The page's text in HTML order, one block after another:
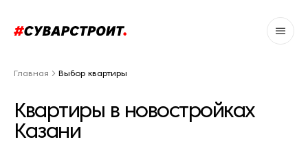
Главная Выбор квартиры
Квартиры в новостройках
Казани